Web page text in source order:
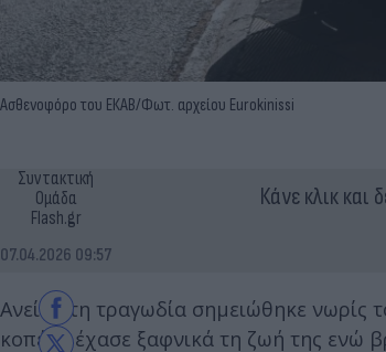
Ασθενοφόρο του ΕΚΑΒ/Φωτ. αρχείου Eurokinissi
Συντακτική
Ομάδα
Flash.gr
07.04.2026 09:57
Κάνε κλικ και
Ανείπωτη τραγωδία σημειώθηκε νωρίς
κοπέλα έχασε ξαφνικά τη ζωή της ενώ